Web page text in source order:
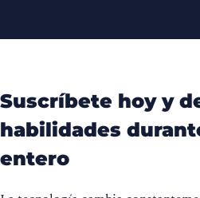
Suscríbete hoy y
habilidades
entero